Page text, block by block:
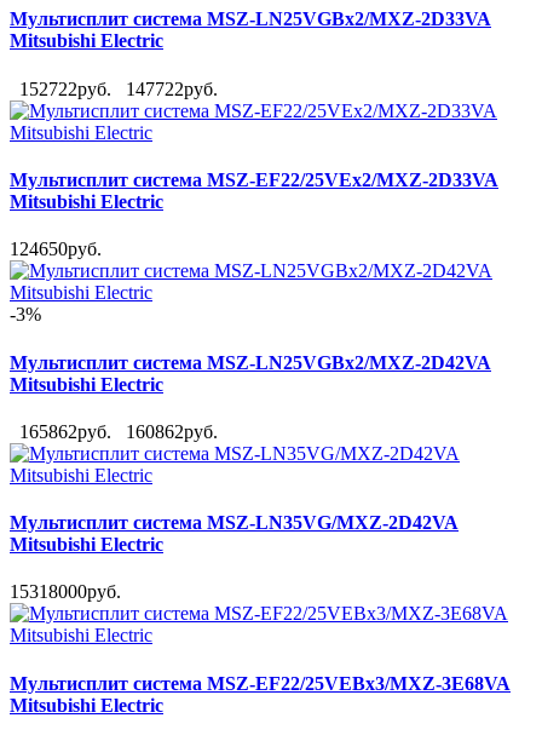
Мультисплит система MSZ-LN25VGBx2/MXZ-2D33VA
Mitsubishi Electric
152722руб. 147722руб.
Мультисплит система MSZ-EF22/25VEx2/MXZ-2D33VA
Mitsubishi Electric
124650руб.
-3%
Мультисплит система MSZ-LN25VGBx2/MXZ-2D42VA
Mitsubishi Electric
165862руб. 160862руб.
Мультисплит система MSZ-LN35VG/MXZ-2D42VA
Mitsubishi Electric
15318000руб.
Мультисплит система MSZ-EF22/25VEBx3/MXZ-3E68VA
Mitsubishi Electric